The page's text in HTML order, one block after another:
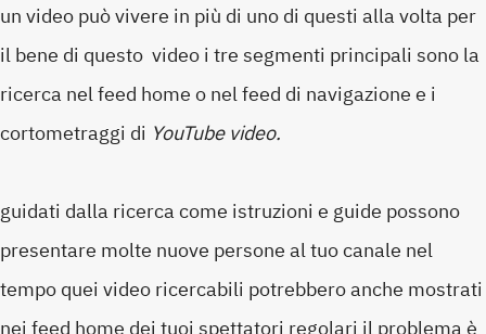
un video può vivere in più di uno di questi alla volta per
il bene di questo video i tre segmenti principali sono la
ricerca nel feed home o nel feed di navigazione e i
cortometraggi di YouTube video.
guidati dalla ricerca come istruzioni e guide possono
presentare molte nuove persone al tuo canale nel
tempo quei video ricercabili potrebbero anche mostrati
nei feed home dei tuoi spettatori regolari il problema è